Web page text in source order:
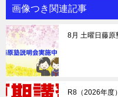
画像つき関連記事
8月 土曜日藤原
R8（2026年度